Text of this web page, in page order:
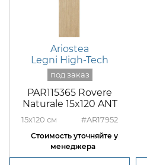
Ariostea
Legni High-Tech
PAR115365 Rovere
Naturale 15x120 ANT
15x120 #AR17952